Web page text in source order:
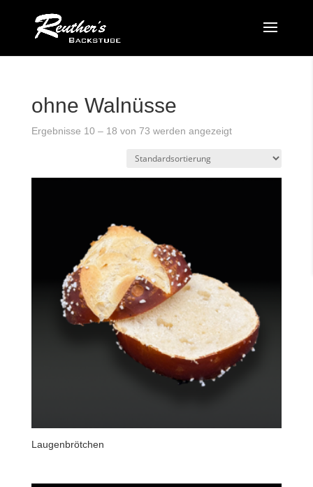
ohne Walnüsse
Ergebnisse 10 – 18 von 73 werden angezeigt
Laugenbrötchen